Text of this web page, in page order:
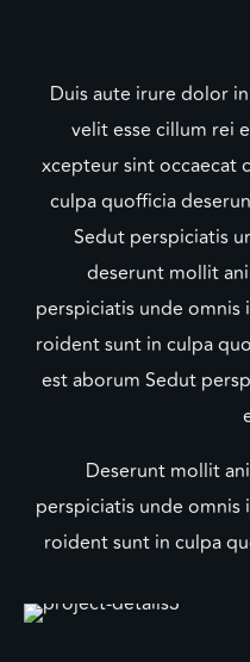
Duis aute irure dolor
velit esse cillum rei
xcepteur sint occaecat
culpa quofficia
Sedut perspiciatis
deserunt mollit
perspiciatis unde omnis
roident sunt in culpa
est aborum Sedut
Deserunt mollit
perspiciatis unde omnis
roident sunt in culpa